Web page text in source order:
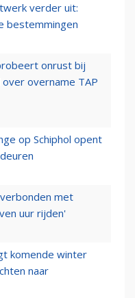
verder uit:
bestemmingen
onrust bij
overname TAP
op Schiphol opent
met
uur rijden'
komende winter
naar